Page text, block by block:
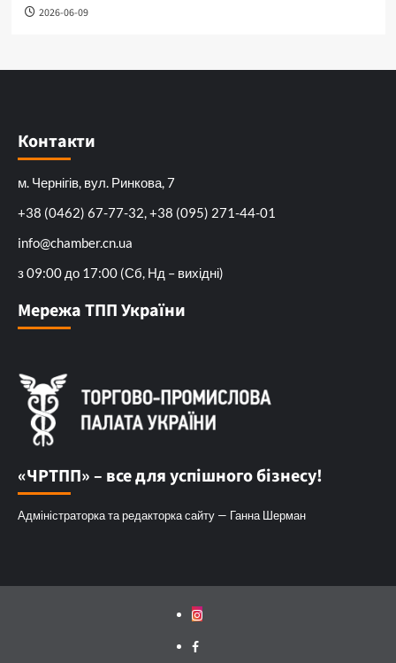
2026-06-09
Контакти
м. Чернігів, вул. Ринкова, 7
+38 (0462) 67-77-32, +38 (095) 271-44-01
info@chamber.cn.ua
з 09:00 до 17:00 (Сб, Нд – вихідні)
Мережа ТПП України
«ЧРТПП» – все для успішного бізнесу!
Адміністраторка та редакторка сайту — Ганна Шерман